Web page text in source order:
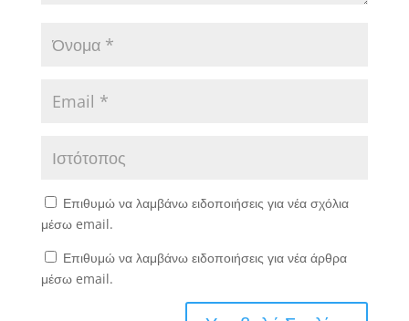
Επιθυμώ να λαμβάνω ειδοποιήσεις για νέα σχόλια
μέσω email.
Επιθυμώ να λαμβάνω ειδοποιήσεις για νέα άρθρα
μέσω email.